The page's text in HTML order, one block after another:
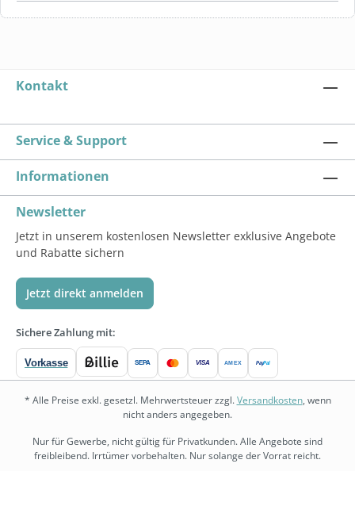
Kontakt
Service & Support
Informationen
Newsletter
Jetzt in unserem kostenlosen Newsletter exklusive Angebote
und Rabatte sichern
Jetzt direkt anmelden
Sichere Zahlung mit:
Vorkasse SEPA VISA AMEX PayPal
* Alle Preise exkl. gesetzl. Mehrwertsteuer zzgl.Versandkosten, wenn
nicht anders angegeben.
Nur für Gewerbe, nicht gültig für Privatkunden. Alle Angebote sind
freibleibend. Irrtümer vorbehalten. Nur solange der Vorrat reicht.